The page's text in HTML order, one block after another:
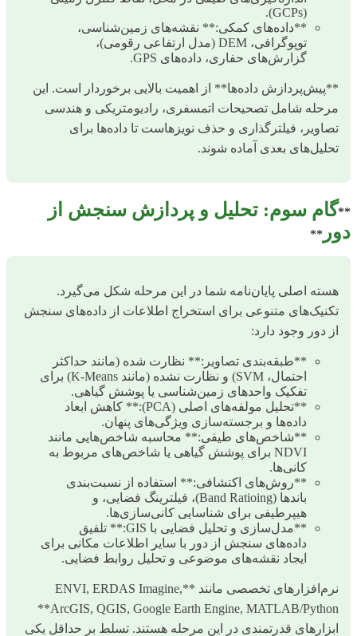
(GCPs).
**داده‌های کمکی:** نقشه‌های زمین‌شناسی،
توپوگرافی، DEM (مدل ارتفاعی رقومی)،
گزارش‌های حفاری، داده‌های GPS.
**پیش‌پردازش داده‌ها** از اهمیت بالایی برخوردار است. این
مرحله شامل تصحیحات اتمسفری، رادیومتریکی و هندسی
تصاویر، فیلترگذاری و حذف نویزهاست تا داده‌ها برای
تحلیل‌های بعدی آماده شوند.
**گام سوم: تحلیل و پردازش سنجش از
دور **
هسته اصلی پایان‌نامه شما در این مرحله شکل می‌گیرد.
تکنیک‌های متنوعی برای استخراج اطلاعات از داده‌های سنجش
از دور وجود دارد:
**طبقه‌بندی تصاویر:** نظارت شده (مانند حداکثر
احتمال، SVM) و نظارت نشده (مانند K-Means) برای
تفکیک واحدهای زمین‌شناسی یا پوشش گیاهی.
**تحلیل مولفه‌های اصلی (PCA):** کاهش ابعاد
داده‌ها و برجسته‌سازی ویژگی‌های پنهان.
**شاخص‌های طیفی:** محاسبه شاخص‌هایی مانند
NDVI برای پوشش گیاهی یا شاخص‌های مربوط به
کانی‌ها.
**روش‌های اکتشافی:** استفاده از نسبت‌بندی
باندها (Band Ratioing)، فیلترینگ فضایی، و
هیپرطیفی برای شناسایی کانی‌سازی‌ها.
**مدل‌سازی و تحلیل فضایی با GIS:** تلفیق
داده‌های سنجش از دور با سایر اطلاعات مکانی برای
ایجاد نقشه‌های موضوعی و تحلیل روابط فضایی.
نرم‌افزارهای تخصصی مانند **ENVI, ERDAS Imagine,
ArcGIS, QGIS, Google Earth Engine, MATLAB/Python**
ابزارهای قدرتمندی در این مرحله هستند. تسلط بر حداقل یکی